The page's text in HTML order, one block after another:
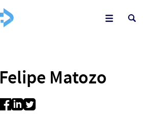
Felipe Matozo